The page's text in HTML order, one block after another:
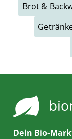
Brot &
Dein Bio-